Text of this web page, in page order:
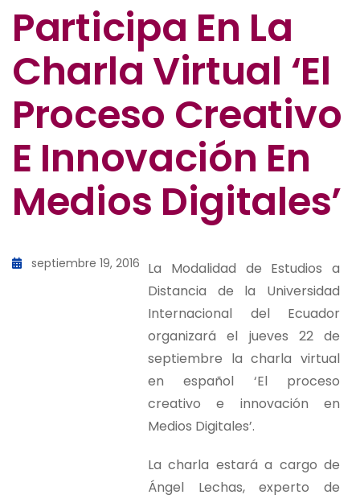
Participa En La
Charla Virtual ‘El
Proceso Creativo
E Innovación En
Medios Digitales’
septiembre 19, 2016 La Modalidad de Estudios a
Distancia de la Universidad
Internacional del Ecuador
organizará el jueves 22 de
septiembre la charla virtual
en español ‘El proceso
creativo e innovación en
Medios Digitales’.
La charla estará a cargo de
Ángel Lechas, experto de